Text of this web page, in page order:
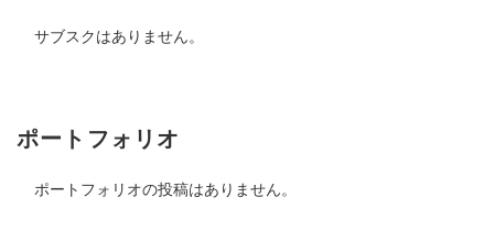
サブスクはありません。
ポートフォリオ
ポートフォリオの投稿はありません。